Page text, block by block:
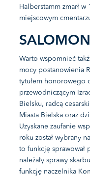
Halberstamm zmarł
miejscowym
Warto wspomnieć
mocy postanowienia
tytułem honorowego
przewodniczącym
Bielsku, radcą
Miasta Bielska oraz
Uzyskane zaufanie
roku został wybrany
to funkcję sprawował
należały sprawy
funkcję naczelnika